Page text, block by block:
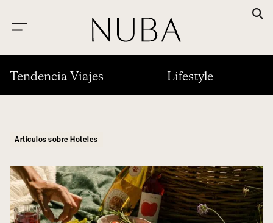
Tendencia Viajes Lifestyle
Artículos sobre Hoteles